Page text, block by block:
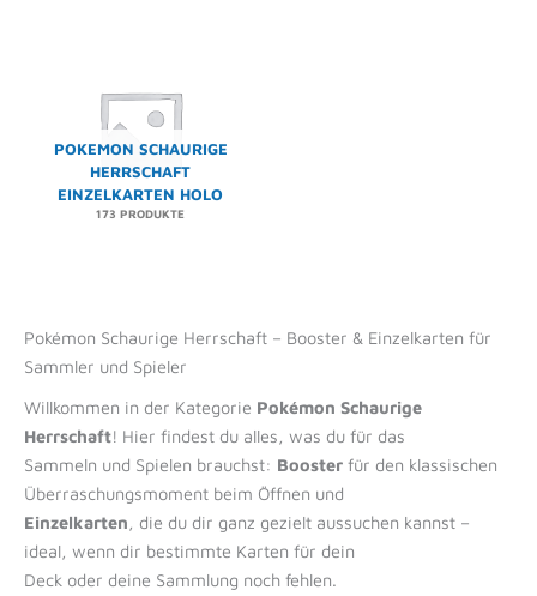
POKEMON SCHAURIGE
HERRSCHAFT
EINZELKARTEN HOLO
173 PRODUKTE
Pokémon Schaurige Herrschaft – Booster & Einzelkarten für
Sammler und Spieler
Willkommen in der Kategorie Pokémon Schaurige
Herrschaft! Hier findest du alles, was du für das
Sammeln und Spielen brauchst: Booster für den klassischen
Überraschungsmoment beim Öffnen und
Einzelkarten, die du dir ganz gezielt aussuchen kannst –
ideal, wenn dir bestimmte Karten für dein
Deck oder deine Sammlung noch fehlen.